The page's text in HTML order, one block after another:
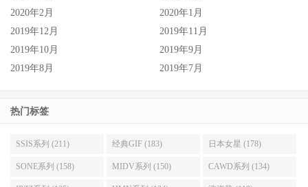
2020年2月
2020年1月
2019年12月
2019年11月
2019年10月
2019年9月
2019年8月
2019年7月
热门标签
SSIS系列 (211) 经典GIF (183) 日本女星 (178)
SONE系列 (158) MIDV系列 (150) CAWD系列 (134)